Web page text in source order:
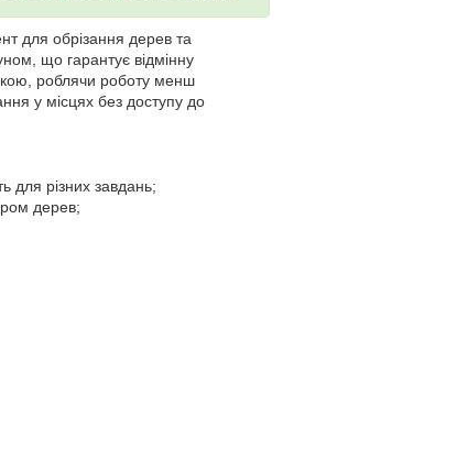
для обрізання дерев та
що гарантує відмінну
роблячи роботу менш
у місцях без доступу до
для різних завдань;
дерев;